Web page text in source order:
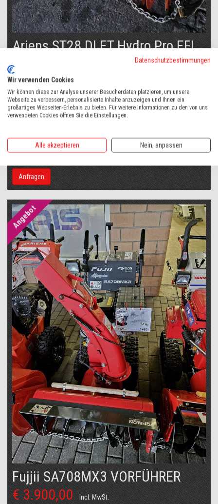
Ariens ST28 DLET Hydro Pro EFI
RT
€ 3.800,00
- 5 PS
- 71 cm
- Elektrostart
Anfragen
Angebot
Fujjii SA708MX3 VORFÜHRER
€ 3.900,00
incl. MwSt.
Datenschutzbestimmungen
Wir verwenden Cookies
Wir können diese zur Analyse unserer Besucherdaten platzieren, um unsere
Webseite zu verbessern, personalisierte Inhalte anzuzeigen und Ihnen ein
großartiges Webseiten-Erlebnis zu bieten. Für weitere Informationen zu den von uns
verwendeten Cookies öffnen Sie die Einstellungen.
Alle akzeptieren Nein, anpassen